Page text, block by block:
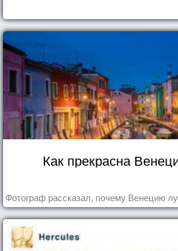
Как прекрасна
Фотограф рассказал, почему Венецию